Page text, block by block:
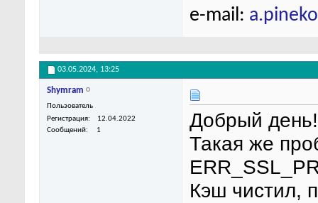
e-mail:
03.05.2024, 13:25
Shymram
Пользователь
Регистрация
12.04.2022
Сообщений
1
Добрый день!
Такая же
Кэш чистил,